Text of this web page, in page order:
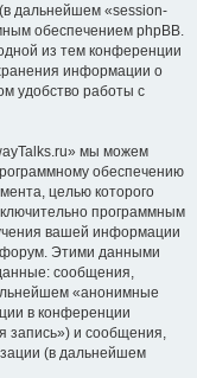
дальнейшем «session-
обеспечением phpBB.
из тем конференции
информации о
удобство работы с
мы можем
обеспечению
целью которого
программным
вашей информации
Этими данными
сообщения,
«анонимные
в конференции
запись») и сообщения,
(в дальнейшем